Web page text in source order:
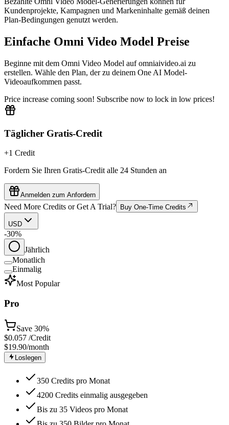
Kundenprojekte, Kampagnen und Markeninhalte gemäß deinen
Plan-Bedingungen genutzt werden.
Einfache Omni Video Model Preise
Beginne mit dem Omni Video Model auf omniaivideo.ai zu
erstellen. Wähle den Plan, der zu deinem One AI Model-
Videoaufkommen passt.
Price increase coming soon! Subscribe now to lock in low prices!
Täglicher Gratis-Credit
+1 Credit
Fordern Sie Ihren Gratis-Credit alle 24 Stunden an
Anmelden zum Anfordern
Need More Credits or Get A Trial? Buy One-Time Credits
USD
-30%
Jährlich
Monatlich
Einmalig
Most Popular
Pro
Save 30%
$0.057 /Credit
$19.90/month
Loslegen
350 Credits pro Monat
4200 Credits einmalig ausgegeben
Bis zu 35 Videos pro Monat